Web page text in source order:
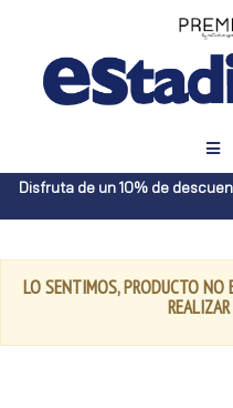
Disfruta de un 10% de
LO SENTIMOS, PRODUCTO NO